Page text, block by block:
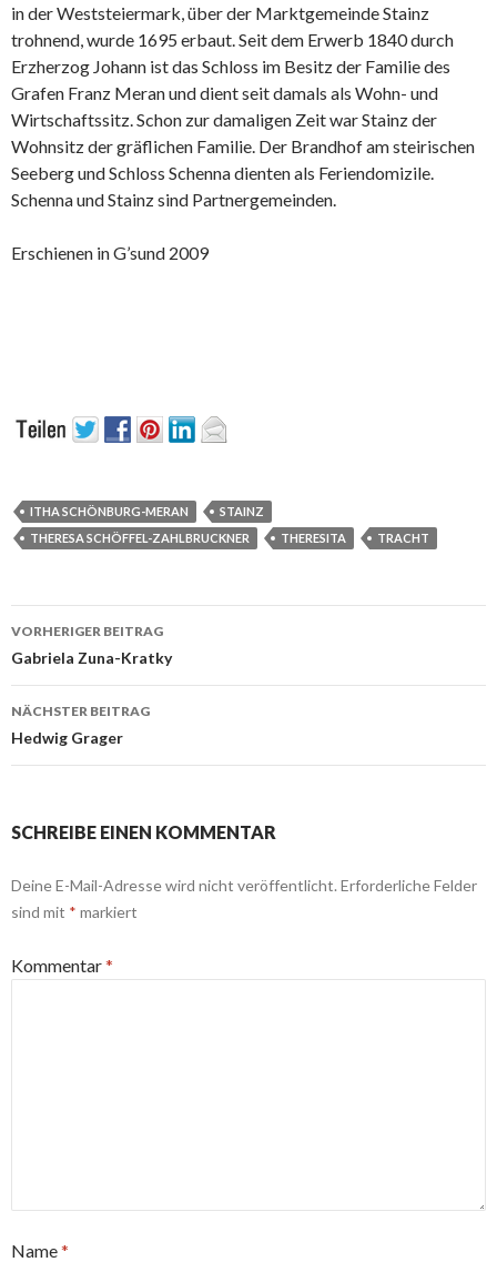
in der Weststeiermark, über der Marktgemeinde Stainz
trohnend, wurde 1695 erbaut. Seit dem Erwerb 1840 durch
Erzherzog Johann ist das Schloss im Besitz der Familie des
Grafen Franz Meran und dient seit damals als Wohn- und
Wirtschaftssitz. Schon zur damaligen Zeit war Stainz der
Wohnsitz der gräflichen Familie. Der Brandhof am steirischen
Seeberg und Schloss Schenna dienten als Feriendomizile.
Schenna und Stainz sind Partnergemeinden.
Erschienen in G’sund 2009
ITHA SCHÖNBURG-MERAN
STAINZ
THERESA SCHÖFFEL-ZAHLBRUCKNER
THERESITA TRACHT
Beitrags-
Navigation
VORHERIGER BEITRAG
Gabriela Zuna-Kratky
NÄCHSTER BEITRAG
Hedwig Grager
SCHREIBE EINEN KOMMENTAR
Deine E-Mail-Adresse wird nicht veröffentlicht. Erforderliche Felder
sind mit * markiert
Kommentar*
Name*